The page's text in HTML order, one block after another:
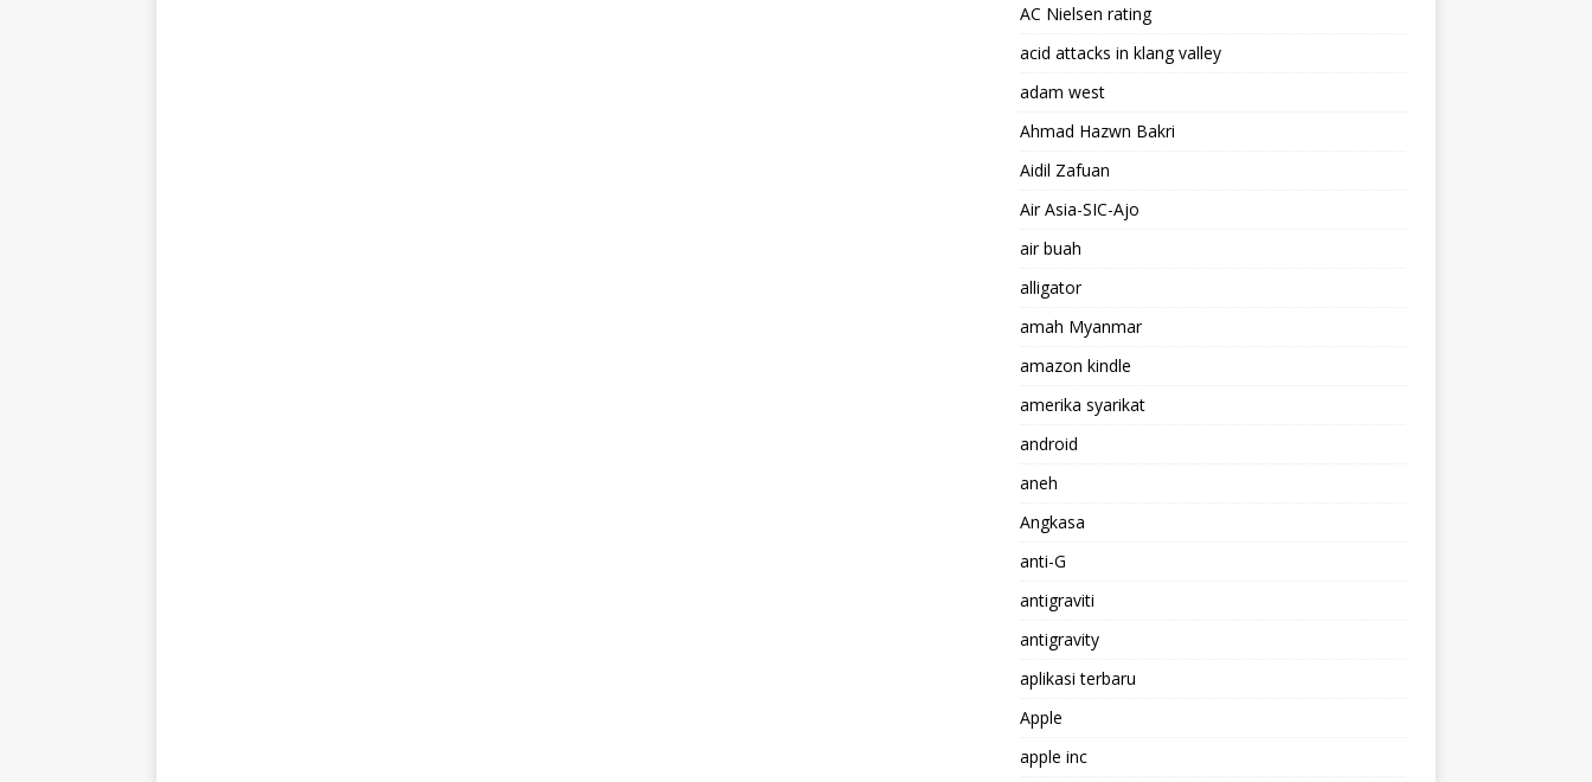
AC Nielsen rating
acid attacks in klang valley
adam west
Ahmad Hazwn Bakri
Aidil Zafuan
Air Asia-SIC-Ajo
air buah
alligator
amah Myanmar
amazon kindle
amerika syarikat
android
aneh
Angkasa
anti-G
antigraviti
antigravity
aplikasi terbaru
Apple
apple inc